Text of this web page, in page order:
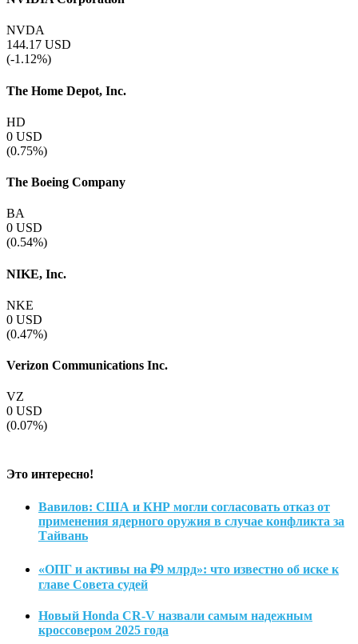
NVDA
144.17 USD
(-1.12%)
The Home Depot, Inc.
HD
0 USD
(0.75%)
The Boeing Company
BA
0 USD
(0.54%)
NIKE, Inc.
NKE
0 USD
(0.47%)
Verizon Communications Inc.
VZ
0 USD
(0.07%)
Это интересно!
Вавилов: США и КНР могли согласовать отказ от
применения ядерного оружия в случае конфликта за
Тайвань
«ОПГ и активы на ₽9 млрд»: что известно об иске к
главе Совета судей
Новый Honda CR-V назвали самым надежным
кроссовером 2025 года